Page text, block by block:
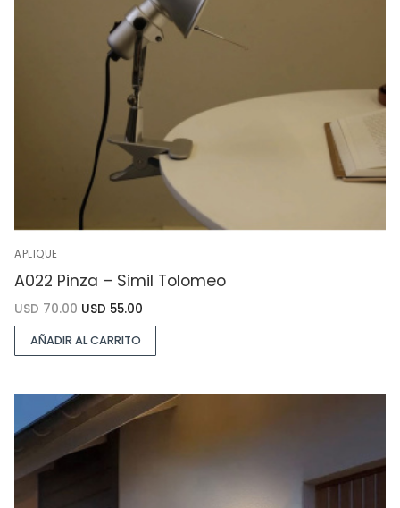
APLIQUE
A022 Pinza – Simil Tolomeo
USD70.00 USD 55.00
AÑADIR AL CARRITO